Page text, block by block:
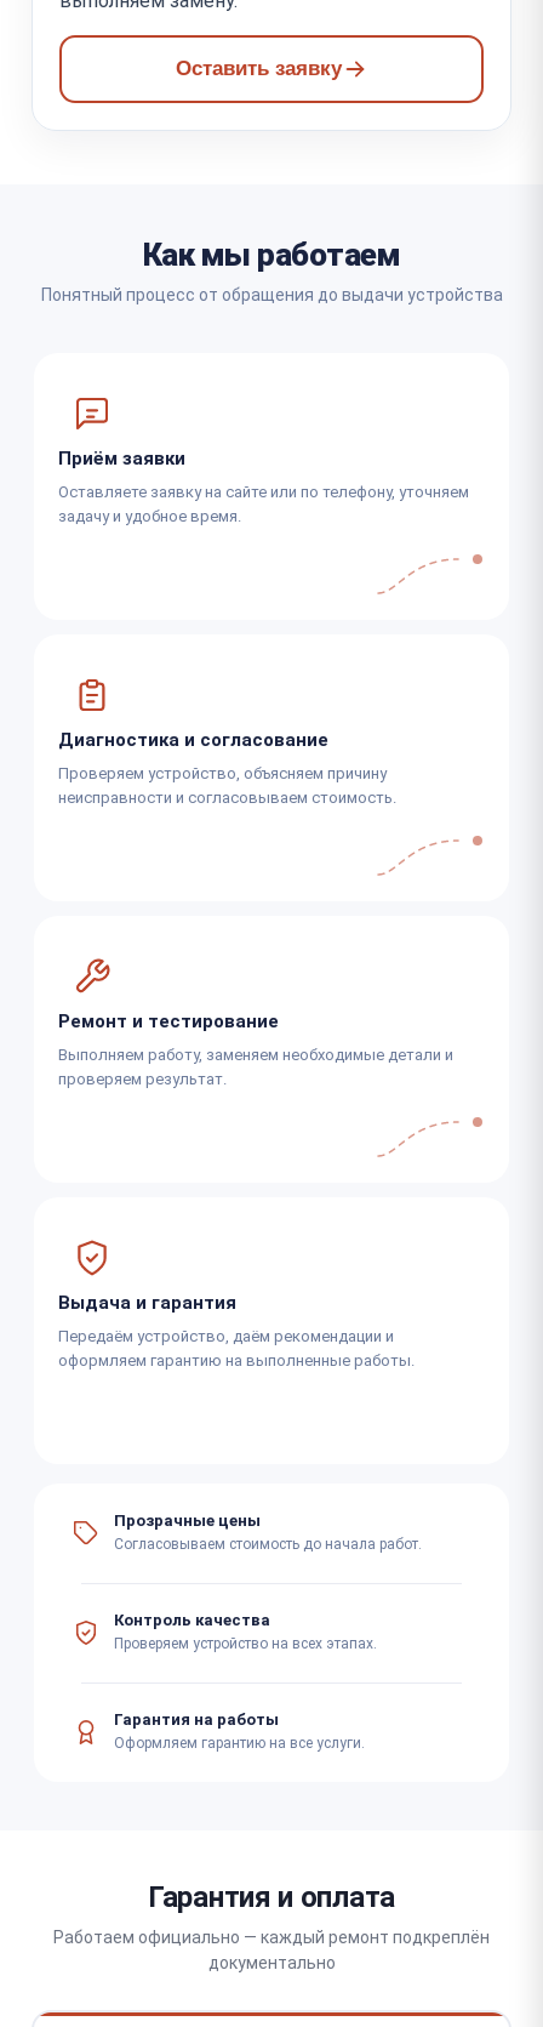
Оставить заявку
Как мы работаем
Понятный процесс от обращения до выдачи устройства
Приём заявки
Оставляете заявку на сайте или по телефону, уточняем
задачу и удобное время.
Диагностика и согласование
Проверяем устройство, объясняем причину
неисправности и согласовываем стоимость.
Ремонт и тестирование
Выполняем работу, заменяем необходимые детали и
проверяем результат.
Выдача и гарантия
Передаём устройство, даём рекомендации и
оформляем гарантию на выполненные работы.
Прозрачные цены
Согласовываем стоимость до начала работ.
Контроль качества
Проверяем устройство на всех этапах.
Гарантия на работы
Оформляем гарантию на все услуги.
Гарантия и оплата
Работаем официально — каждый ремонт подкреплён
документально